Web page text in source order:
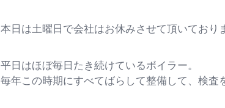
本日は土曜日で会社はお休みさせて頂いており
平日はほぼ毎日たき続けているボイラー。
毎年この時期にすべてばらして整備して、検査